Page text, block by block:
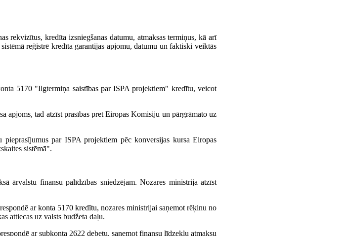
rekvizītus, kredīta izsniegšanas datumu, atmaksas termiņus, kā arī
reģistrē kredīta garantijas apjomu, datumu un faktiski veiktās
5170 "Ilgtermiņa saistības par ISPA projektiem" kredītu, veicot
apjoms, tad atzīst prasības pret Eiropas Komisiju un pārgrāmato uz
par ISPA projektiem pēc konversijas kursa Eiropas
sistēmā".
ārvalstu finansu palīdzības sniedzējam. Nozares ministrija atzīst
ar konta 5170 kredītu, nozares ministrijai saņemot rēķinu no
attiecas uz valsts budžeta daļu.
ar subkonta 2622 debetu, saņemot finansu līdzekļu atmaksu